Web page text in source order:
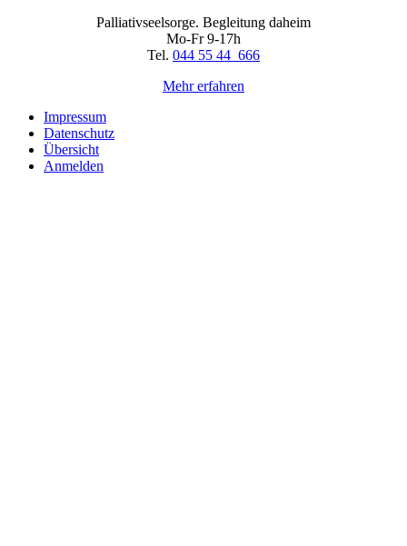
Palliativseelsorge. Begleitung daheim
Mo-Fr 9-17h
Tel. 044 55 44 666
Mehr erfahren
Impressum
Datenschutz
Übersicht
Anmelden